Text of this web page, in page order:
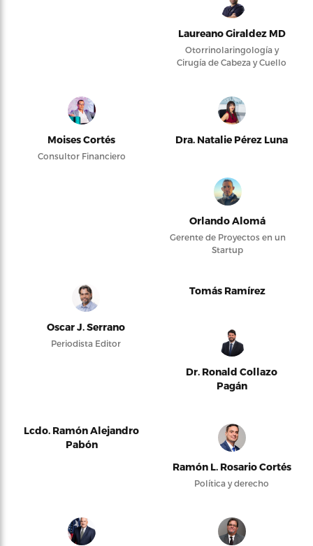
Laureano Giraldez MD
Otorrinolaringología y
Cirugía de Cabeza y Cuello
Moises Cortés
Consultor Financiero
Dra. Natalie Pérez Luna
Orlando Alomá
Gerente de Proyectos en un
Startup
Oscar J. Serrano
Periodista Editor
Tomás Ramírez
Dr. Ronald Collazo
Pagán
Lcdo. Ramón Alejandro
Pabón
Ramón L. Rosario Cortés
Política y derecho